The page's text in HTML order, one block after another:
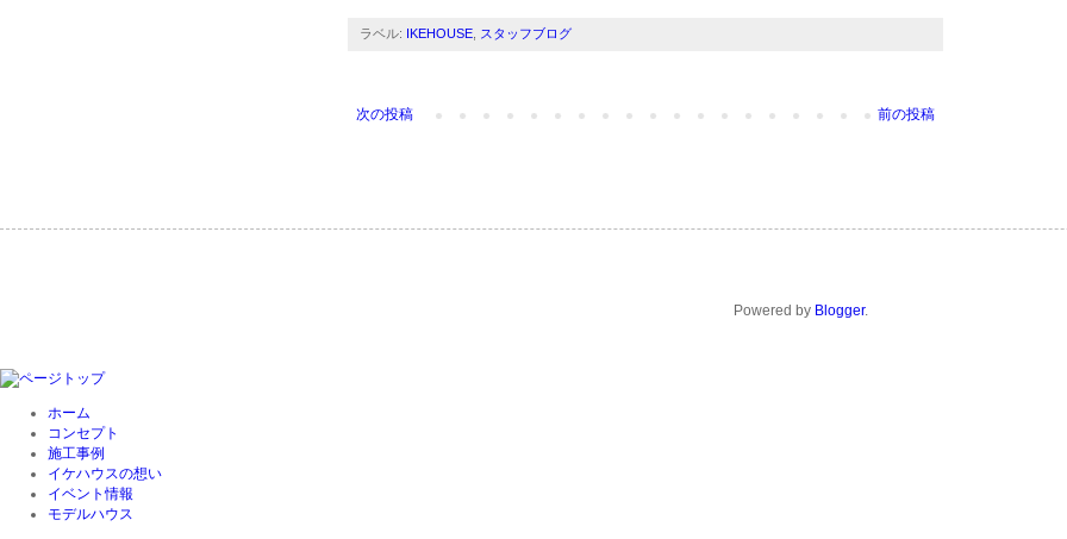
ラベル: IKEHOUSE スタッフブログ
次の投稿 前の投稿
Powered by Blogger.
ホーム
コンセプト
施工事例
イケハウスの想い
イベント情報
モデルハウス